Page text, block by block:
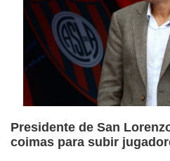
Presidente de San
coimas para subir